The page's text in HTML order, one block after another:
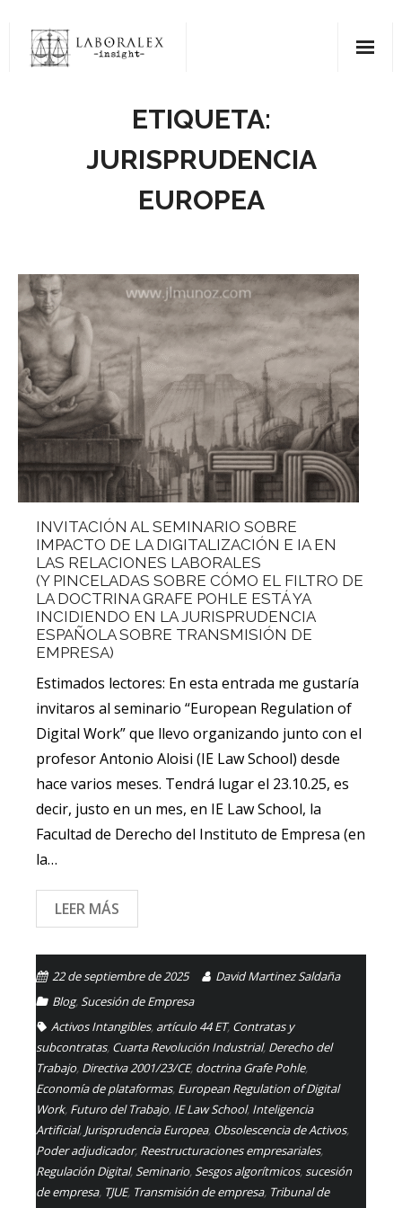
Saltar
contenido
ETIQUETA:
JURISPRUDENCIA
EUROPEA
INVITACIÓN AL SEMINARIO SOBRE
IMPACTO DE LA DIGITALIZACIÓN E IA EN
LAS RELACIONES LABORALES
(Y PINCELADAS SOBRE CÓMO EL FILTRO DE
LA DOCTRINA GRAFE POHLE ESTÁ YA
INCIDIENDO EN LA JURISPRUDENCIA
ESPAÑOLA SOBRE TRANSMISIÓN DE
EMPRESA)
Estimados lectores: En esta entrada me gustaría
invitaros al seminario “European Regulation of
Digital Work” que llevo organizando junto con el
profesor Antonio Aloisi (IE Law School) desde
hace varios meses. Tendrá lugar el 23.10.25, es
decir, justo en un mes, en IE Law School, la
Facultad de Derecho del Instituto de Empresa (en
la…
LEER MÁS
22 de septiembre de 2025
David Martinez Saldaña
Blog,Sucesión de Empresa
Activos Intangibles, artículo 44 ET, Contratas y
subcontratas, Cuarta Revolución Industrial, Derecho del
Trabajo, Directiva 2001/23/CE, doctrina Grafe Pohle,
Economía de plataformas, European Regulation of Digital
Work, Futuro del Trabajo, IE Law School, Inteligencia
Artificial, Jurisprudencia Europea, Obsolescencia de Activos,
Poder adjudicador, Reestructuraciones empresariales,
Regulación Digital,Seminario,Sesgos algorítmicos,sucesión
de empresa, TJUE, Transmisión de empresa, Tribunal de